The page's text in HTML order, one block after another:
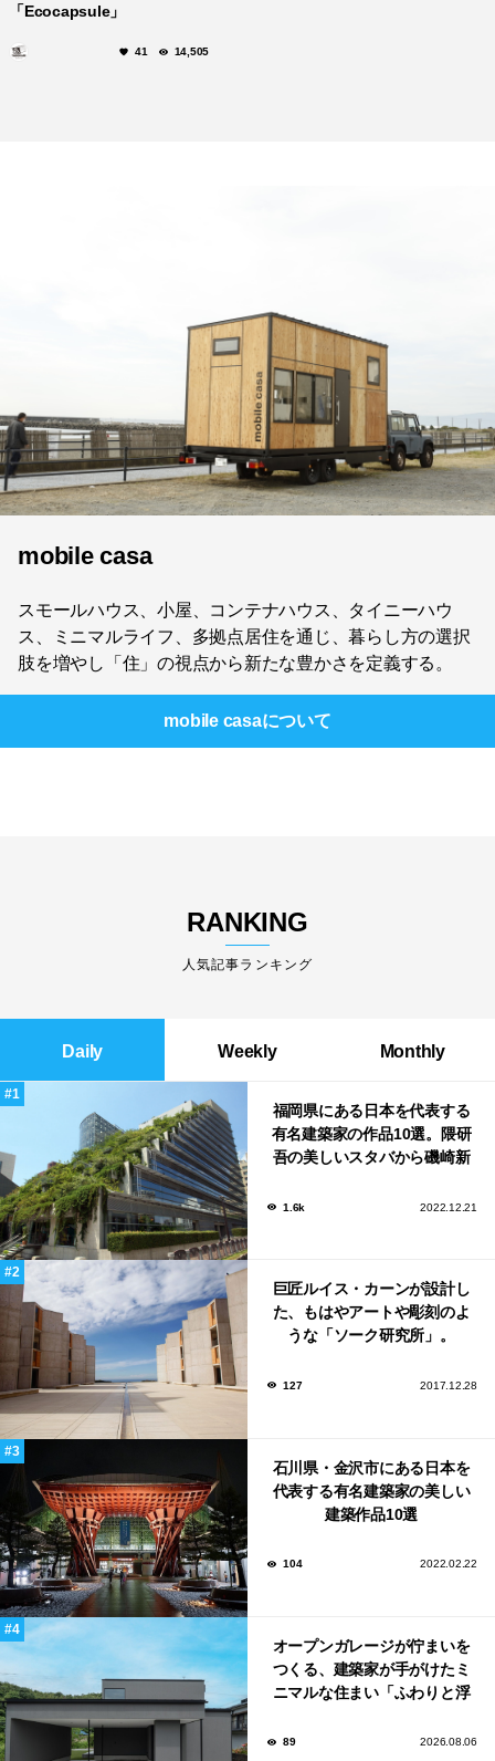
「Ecocapsule」
41 14,505
mobile casa
スモールハウス、小屋、コンテナハウス、タイニーハウ
ス、ミニマルライフ、多拠点居住を通じ、暮らし方の選択
肢を増やし「住」の視点から新たな豊かさを定義する。
mobile casaについて
RANKING
人気記事ランキング
Daily Weekly Monthly
福岡県にある日本を代表する
有名建築家の作品10選。隈研
吾の美しいスタバから磯崎新
1.6k 2022.12.21
巨匠ルイス・カーンが設計し
た、もはやアートや彫刻のよ
うな「ソーク研究所」。
127 2017.12.28
石川県・金沢市にある日本を
代表する有名建築家の美しい
建築作品10選
104 2022.02.22
オープンガレージが佇まいを
つくる、建築家が手がけたミ
ニマルな住まい「ふわりと浮
89 2026.08.06